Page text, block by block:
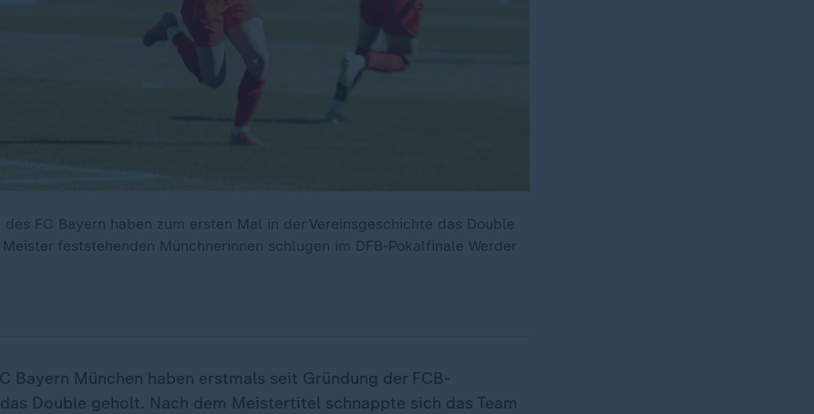
des FC Bayern haben zum ersten Mal in der Vereinsgeschichte das Double
feststehenden Münchnerinnen schlugen im DFB-Pokalfinale Werder
Bayern München haben erstmals seit Gründung der FCB-
Double geholt. Nach dem Meistertitel schnappte sich das Team